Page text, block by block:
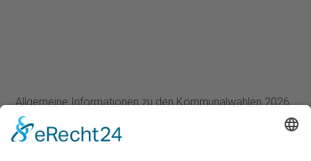
Allgemeine Informationen zu den Kommunalwahlen 2026
August 5, 2026